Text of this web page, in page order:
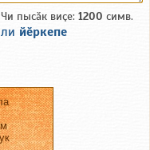
пысӑк виҫе: 1200 симв.
йӗркепе